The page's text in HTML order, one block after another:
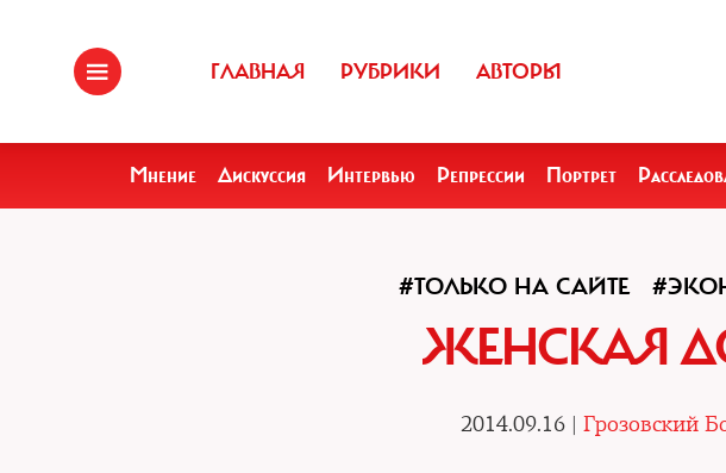
ГЛАВНАЯ РУБРИКИ АВТОРЫ
Мнение Дискуссия Интервью Репрессии Портрет
#ТОЛЬКО НА САЙТЕ
ЖЕНСКАЯ
2014.09.16 | Грозовский